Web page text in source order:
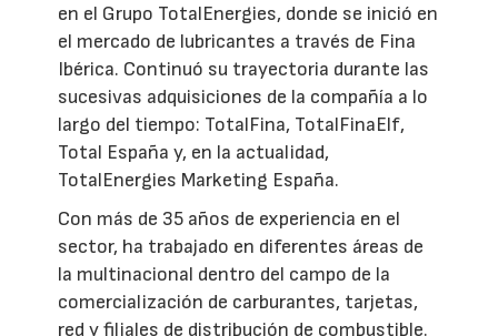
en el Grupo TotalEnergies, donde se inició en
el mercado de lubricantes a través de Fina
Ibérica. Continuó su trayectoria durante las
sucesivas adquisiciones de la compañía a lo
largo del tiempo: TotalFina, TotalFinaElf,
Total España y, en la actualidad,
TotalEnergies Marketing España.
Con más de 35 años de experiencia en el
sector, ha trabajado en diferentes áreas de
la multinacional dentro del campo de la
comercialización de carburantes, tarjetas,
red y filiales de distribución de combustible.